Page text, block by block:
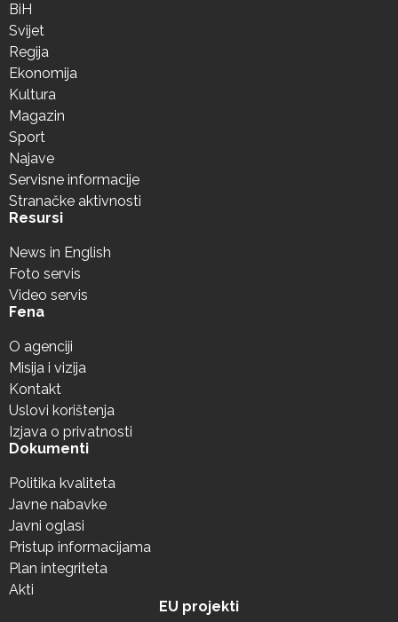
BiH
Svijet
Regija
Ekonomija
Kultura
Magazin
Sport
Najave
Servisne informacije
Stranačke aktivnosti
Resursi
News in English
Foto servis
Video servis
Fena
O agenciji
Misija i vizija
Kontakt
Uslovi korištenja
Izjava o privatnosti
Dokumenti
Politika kvaliteta
Javne nabavke
Javni oglasi
Pristup informacijama
Plan integriteta
Akti
EU projekti